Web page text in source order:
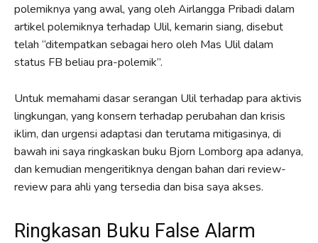
polemiknya yang awal, yang oleh Airlangga Pribadi dalam
artikel polemiknya terhadap Ulil, kemarin siang, disebut
telah “ditempatkan sebagai hero oleh Mas Ulil dalam
status FB beliau pra-polemik”.
Untuk memahami dasar serangan Ulil terhadap para aktivis
lingkungan, yang konsern terhadap perubahan dan krisis
iklim, dan urgensi adaptasi dan terutama mitigasinya, di
bawah ini saya ringkaskan buku Bjorn Lomborg apa adanya,
dan kemudian mengeritiknya dengan bahan dari review-
review para ahli yang tersedia dan bisa saya akses.
Ringkasan Buku False Alarm